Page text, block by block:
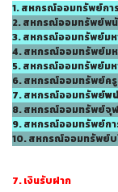
1. สหกรณ์ออมทรัพย์กา
2. สหกรณ์ออมทรัพย์พนั
3. สหกรณ์ออมทรัพย์ม
4. สหกรณ์ออมทรัพย์ม
5. สหกรณ์ออมทรัพย์ม
6. สหกรณ์ออมทรัพย์ครู
7. สหกรณ์ออมทรัพย์พ
8. สหกรณ์ออมทรัพย์จุ
9. สหกรณ์ออมทรัพย์กา
10. สหกรณ์ออมทรัพย์บ
7. เงินรับฝาก